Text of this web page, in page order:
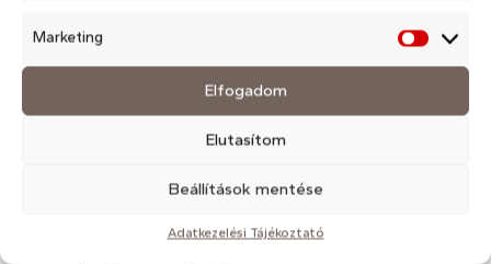
Marketing
Elfogadom
Elutasítom
Beállítások mentése
Adatkezelési Tájékoztató
Lézeres fényterápia